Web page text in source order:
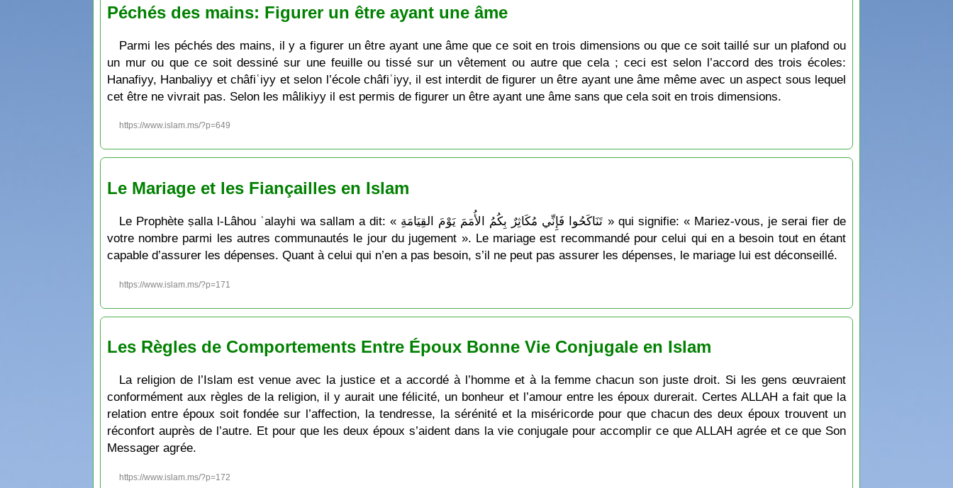
Péchés des mains: Figurer un être ayant une âme
Parmi les péchés des mains, il y a figurer un être ayant une âme que ce soit en trois dimensions ou que ce soit taillé sur un plafond ou
un mur ou que ce soit dessiné sur une feuille ou tissé sur un vêtement ou autre que cela ; ceci est selon l’accord des trois écoles:
Hanafiyy, Hanbaliyy et châfiʿiyy et selon l’école châfiʿiyy, il est interdit de figurer un être ayant une âme même avec un aspect sous lequel
cet être ne vivrait pas. Selon les mâlikiyy il est permis de figurer un être ayant une âme sans que cela soit en trois dimensions.
https://www.islam.ms/?p=649
Le Mariage et les Fiançailles en Islam
Le Prophète ṣalla l-Lâhou ʿalayhi wa sallam a dit: « تَنَاكَحُوا فَإِنِّي مُكَاثِرٌ بِكُمُ الأُمَمَ يَوْمَ القِيَامَةِ » qui signifie: « Mariez-vous, je serai fier de
votre nombre parmi les autres communautés le jour du jugement ». Le mariage est recommandé pour celui qui en a besoin tout en étant
capable d’assurer les dépenses. Quant à celui qui n’en a pas besoin, s’il ne peut pas assurer les dépenses, le mariage lui est déconseillé.
https://www.islam.ms/?p=171
Les Règles de Comportements Entre Époux Bonne Vie Conjugale en Islam
La religion de l’Islam est venue avec la justice et a accordé à l’homme et à la femme chacun son juste droit. Si les gens œuvraient
conformément aux règles de la religion, il y aurait une félicité, un bonheur et l’amour entre les époux durerait. Certes ALLAH a fait que la
relation entre époux soit fondée sur l’affection, la tendresse, la sérénité et la miséricorde pour que chacun des deux époux trouvent un
réconfort auprès de l’autre. Et pour que les deux époux s’aident dans la vie conjugale pour accomplir ce que ALLAH agrée et ce que Son
Messager agrée.
https://www.islam.ms/?p=172